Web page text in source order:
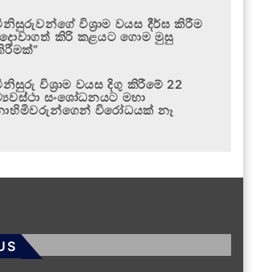
විශ්‍රාම වයස දීර්ඝ කිරීම
කිරි කළයට ගොම මුසු
විශ්‍රාම වයස දිගු කිරීමේ 22
සංශෝධනයට මහා
විරෝධයක් නෑ